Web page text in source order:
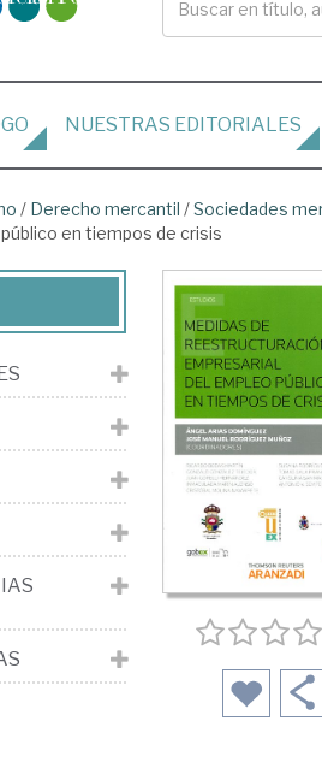
NUESTRAS EDITORIALES
/ Derecho mercantil /Sociedades
en tiempos de crisis